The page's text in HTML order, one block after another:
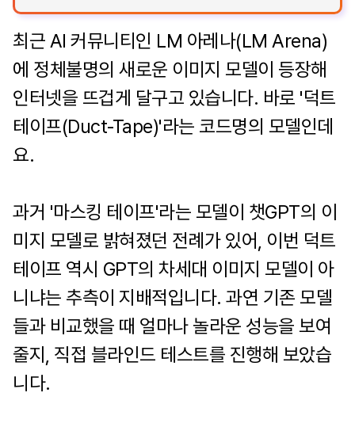
최근 AI 커뮤니티인 LM 아레나(LM Arena)
에 정체불명의 새로운 이미지 모델이 등장해
인터넷을 뜨겁게 달구고 있습니다. 바로 '덕트
테이프(Duct-Tape)'라는 코드명의 모델인데
요.
과거 '마스킹 테이프'라는 모델이 챗GPT의 이
미지 모델로 밝혀졌던 전례가 있어, 이번 덕트
테이프 역시 GPT의 차세대 이미지 모델이 아
니냐는 추측이 지배적입니다. 과연 기존 모델
들과 비교했을 때 얼마나 놀라운 성능을 보여
줄지, 직접 블라인드 테스트를 진행해 보았습
니다.